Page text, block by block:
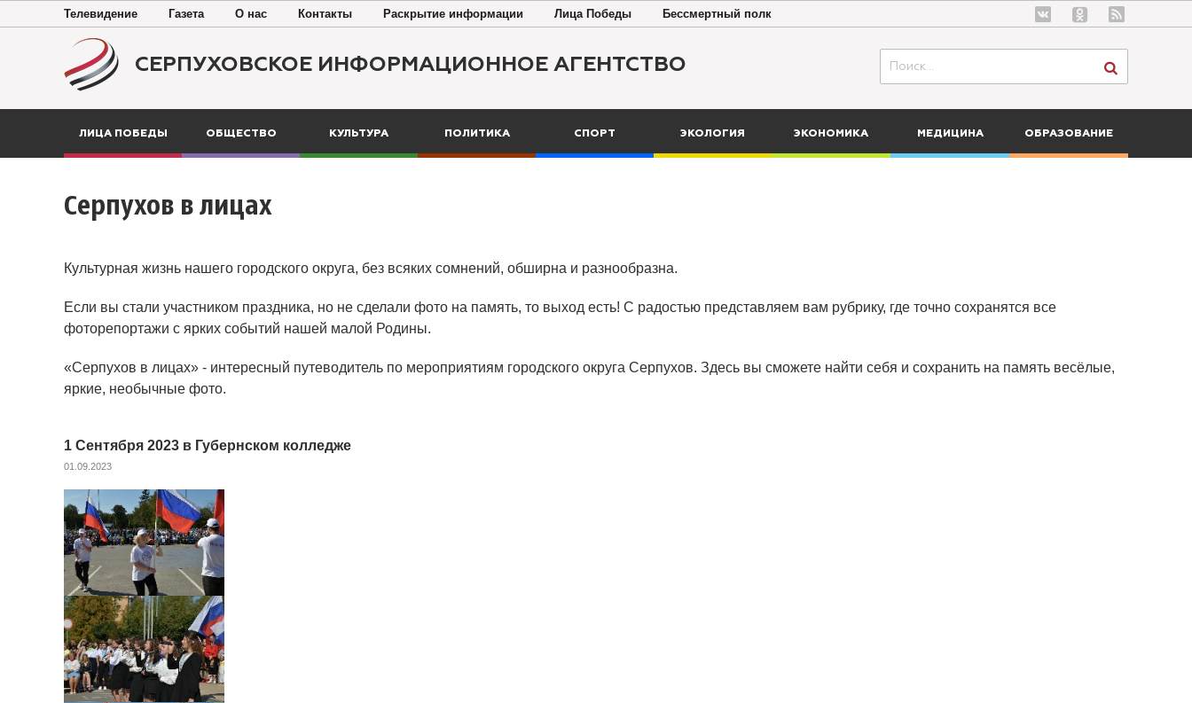
Телевидение Газета О нас Контакты Раскрытие информации Лица Победы Бессмертный полк
СЕРПУХОВСКОЕ ИНФОРМАЦИОННОЕ АГЕНТСТВО
ЛИЦА ПОБЕДЫ ОБЩЕСТВО КУЛЬТУРА ПОЛИТИКА СПОРТ ЭКОЛОГИЯ ЭКОНОМИКА МЕДИЦИНА ОБРАЗОВАНИЕ
Серпухов в лицах
Культурная жизнь нашего городского округа, без всяких сомнений, обширна и разнообразна.
Если вы стали участником праздника, но не сделали фото на память, то выход есть! С радостью представляем вам рубрику, где точно сохранятся все
фоторепортажи с ярких событий нашей малой Родины.
«Серпухов в лицах» - интересный путеводитель по мероприятиям городского округа Серпухов. Здесь вы сможете найти себя и сохранить на память весёлые,
яркие, необычные фото.
1 Сентября 2023 в Губернском колледже
01.09.2023